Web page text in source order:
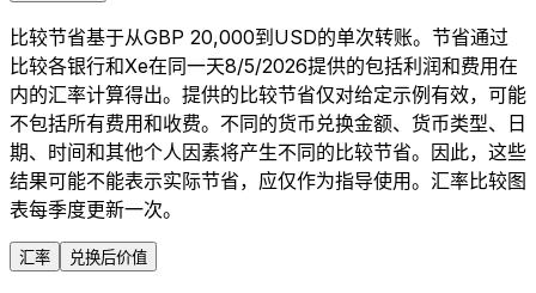
比较节省基于从GBP 20,000到USD的单次转账。节省通过
比较各银行和Xe在同一天8/5/2026提供的包括利润和费用在
内的汇率计算得出。提供的比较节省仅对给定示例有效，可能
不包括所有费用和收费。不同的货币兑换金额、货币类型、日
期、时间和其他个人因素将产生不同的比较节省。因此，这些
结果可能不能表示实际节省，应仅作为指导使用。汇率比较图
表每季度更新一次。
汇率 兑换后价值